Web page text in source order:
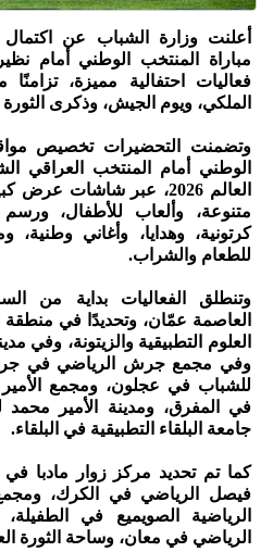
أعلنت وزارة الشباب عن
مباراة المنتخب الوطني أمام
فعاليات احتفالية مميزة،
الملكي، ويوم الجيش، وذكرى الثورة
وتضمنت التحضيرات تخصيص
الوطني أمام المنتخب
العالم 2026، عبر شاشات
متنوعة، وألعاب للأطفال،
كرتونية، وهدايا، وأغاني وطنية،
للطعام والشراب.
وتنطلق الفعاليات بداية من
العاصمة عمّان، وتحديدًا في منطقة
العلوم التطبيقية والزيتونة، وفي
وفي مجمع جرش الرياضي في
للشباب في عجلون، ومجمع
في المفرق، ومدينة الأمير
جامعة البلقاء التطبيقية في البلقاء.
كما تم تحديد مركز زوار مادبا في
فيصل الرياضي في الكرك، ومجمع
الرياضية الصويميع في
الرياضي في معان، وساحة الثورة